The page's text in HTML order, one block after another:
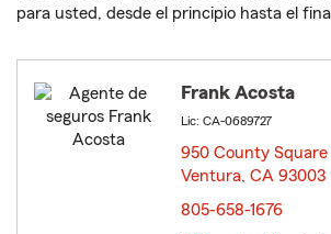
para usted, desde el principio hasta el
Frank Acosta
Lic: CA-0689727
950 County Square
Ventura, CA 93003
805-658-1676